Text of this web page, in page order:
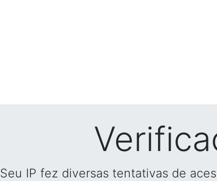
Seu IP fez diversas tentativas de